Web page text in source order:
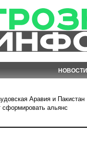
НОВОСТИ
Аравия и Пакистан
сформировать альянс